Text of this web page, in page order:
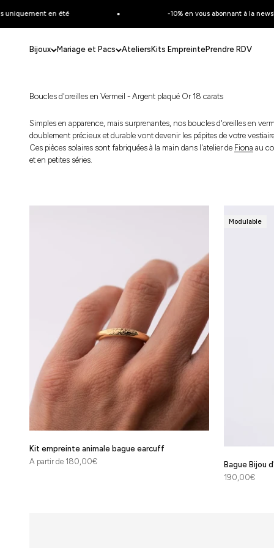
en été -10% en vous abonnant à la
Bijoux Mariage et Pacs Ateliers Kits EmpreintePrendre RDV
Boucles d'oreilles en Vermeil - Argent plaqué Or 18 carats
Simples en apparence, mais surprenantes, nos boucles d'oreilles en
doublement précieux et durable vont devenir les pépites de votre
Ces pièces solaires sont fabriquées à la main dans l'atelier de Fiona au
et en petites séries.
Kit empreinte animale bague earcuff
Prix de vente
A partir de 180,00€
Modulable
Bague Bijou
Prix de vente
190,00€
Tous nos
bijoux sont
fabriqués en
France à
partir de
précieux
labellisés.